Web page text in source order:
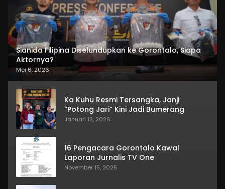
Sianida Filipina Diselundupkan ke Gorontalo, Siapa
Aktornya?
Mei 6, 2026
Ka Kuhu Resmi Tersangka, Janji
“Potong Jari” Kini Jadi Bumerang
Januari 13, 2026
16 Pengacara Gorontalo Kawal
Laporan Jurnalis TV One
November 15, 2025